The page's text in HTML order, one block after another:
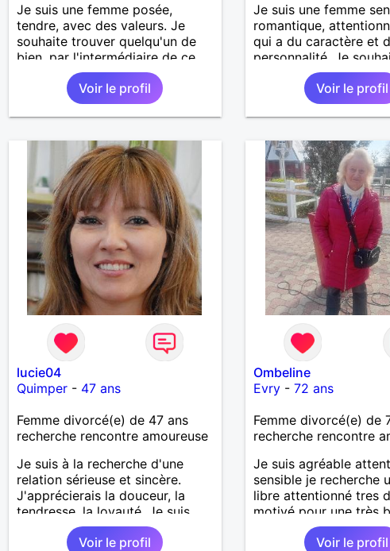
Je suis une femme posée,
tendre, avec des valeurs. Je
souhaite trouver quelqu'un de
bien, par l'intermédiaire de ce
site, pour une relation sérieuse.
Voir le profil
Je suis une femme
romantique,
qui a du caractère et
personnalité. Je
rencontrer un homme
Voir le profil
lucie04
Quimper- 47 ans
Femme divorcé(e) de 47 ans
recherche rencontre amoureuse
Je suis à la recherche d'une
relation sérieuse et sincère.
J'apprécierais la douceur, la
tendresse, la loyauté. Je suis
dynamique.
Voir le profil
Ombeline
Evry -72 ans
Femme divorcé(e) de
recherche rencontre
Je suis agréable
sensible je recherche
libre attentionné tres
motivé pour une très
longue histoire
Voir le profil